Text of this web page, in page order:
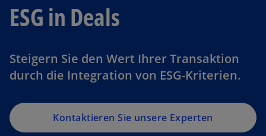
ESG in Deals
Steigern Sie den Wert Ihrer Transaktion
durch die Integration von ESG-Kriterien.
Kontaktieren Sie unsere Experten